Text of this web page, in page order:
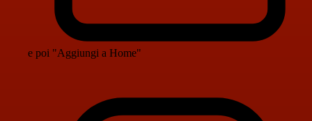
e poi "Aggiungi a Home"